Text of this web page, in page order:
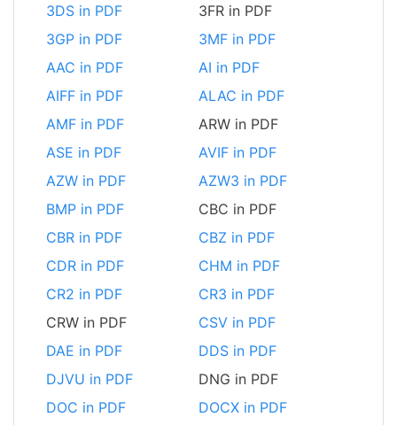
3DS in PDF
3FR in PDF
3GP in PDF
3MF in PDF
AAC in PDF
AI in PDF
AIFF in PDF
ALAC in PDF
AMF in PDF
ARW in PDF
ASE in PDF
AVIF in PDF
AZW in PDF
AZW3 in PDF
BMP in PDF
CBC in PDF
CBR in PDF
CBZ in PDF
CDR in PDF
CHM in PDF
CR2 in PDF
CR3 in PDF
CRW in PDF
CSV in PDF
DAE in PDF
DDS in PDF
DJVU in PDF
DNG in PDF
DOC in PDF
DOCX in PDF